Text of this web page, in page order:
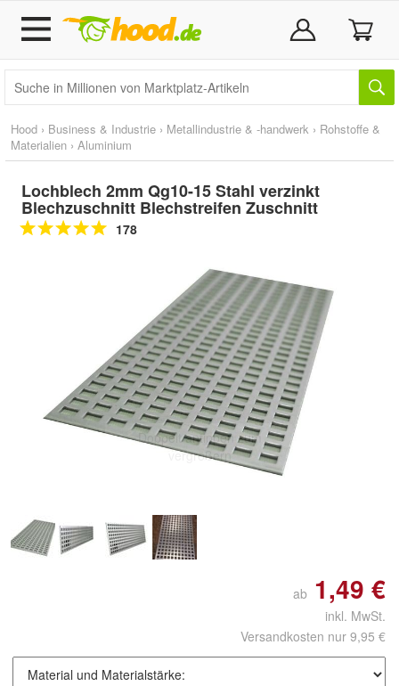
Hood › Business & Industrie › Metallindustrie & -handwerk › Rohstoffe &
Materialien › Aluminium
Lochblech 2mm Qg10-15 Stahl verzinkt
Blechzuschnitt Blechstreifen Zuschnitt
178
Doppelt antippen zum
vergrößern
ab 1,49 €
inkl. MwSt.
Versandkosten nur 9,95 €